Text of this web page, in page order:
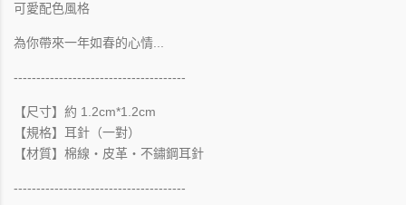
可愛配色風格
為你帶來一年如春的心情...
--------------------------------------
【尺寸】約 1.2cm*1.2cm
【規格】耳針（一對）
【材質】棉線・皮革・不鏽鋼耳針
--------------------------------------